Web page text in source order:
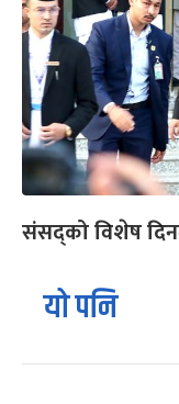
संसद्को विशेष
यो पनि